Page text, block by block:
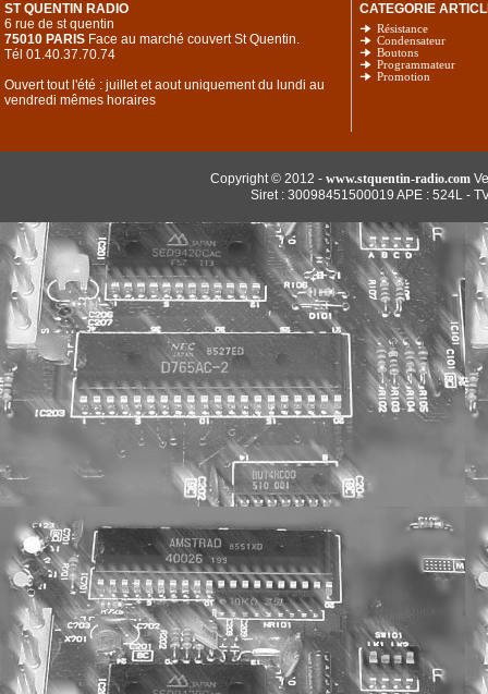
ST QUENTIN RADIO
6 rue de st quentin
75010 PARIS Face au marché couvert St Quentin.
Tél 01.40.37.70.74
Ouvert tout l'été : juillet et aout uniquement du lundi au
vendredi mêmes horaires
CATEGORIE
Résistance
Condensateur
Boutons
Programmateur
Promotion
Copyright © 2012 - www.stquentin-radio.com
Siret : 30098451500019 APE : 524L -